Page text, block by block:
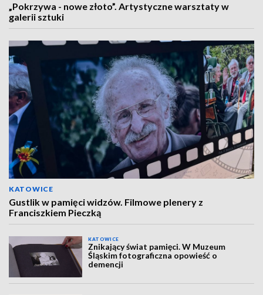
„Pokrzywa - nowe złoto”. Artystyczne warsztaty w
galerii sztuki
KATOWICE
Gustlik w pamięci widzów. Filmowe plenery z
Franciszkiem Pieczką
KATOWICE
Znikający świat pamięci. W Muzeum
Śląskim fotograficzna opowieść o
demencji